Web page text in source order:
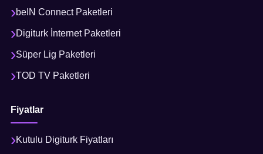
beIN Connect Paketleri
Digiturk İnternet Paketleri
Süper Lig Paketleri
TOD TV Paketleri
Fiyatlar
Kutulu Digiturk Fiyatları